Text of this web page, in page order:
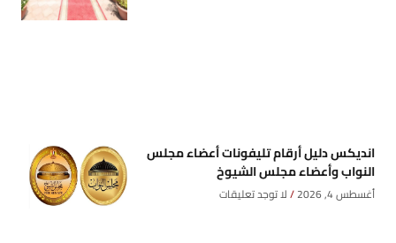
انديكس دليل أرقام تليفونات أعضاء مجلس
النواب وأعضاء مجلس الشيوخ
أغسطس 4, 2026 لا توجد تعليقات